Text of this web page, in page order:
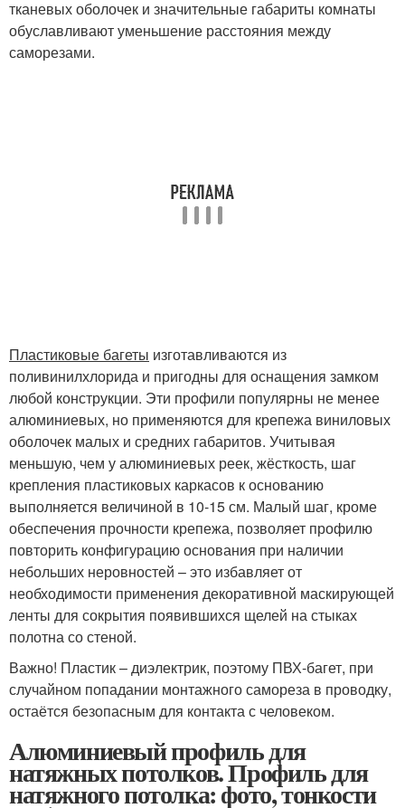
тканевых оболочек и значительные габариты комнаты
обуславливают уменьшение расстояния между
саморезами.
Пластиковые багеты изготавливаются из
поливинилхлорида и пригодны для оснащения замком
любой конструкции. Эти профили популярны не менее
алюминиевых, но применяются для крепежа виниловых
оболочек малых и средних габаритов. Учитывая
меньшую, чем у алюминиевых реек, жёсткость, шаг
крепления пластиковых каркасов к основанию
выполняется величиной в 10-15 см. Малый шаг, кроме
обеспечения прочности крепежа, позволяет профилю
повторить конфигурацию основания при наличии
небольших неровностей – это избавляет от
необходимости применения декоративной маскирующей
ленты для сокрытия появившихся щелей на стыках
полотна со стеной.
Важно! Пластик – диэлектрик, поэтому ПВХ-багет, при
случайном попадании монтажного самореза в проводку,
остаётся безопасным для контакта с человеком.
Алюминиевый профиль для
натяжных потолков. Профиль для
натяжного потолка: фото, тонкости